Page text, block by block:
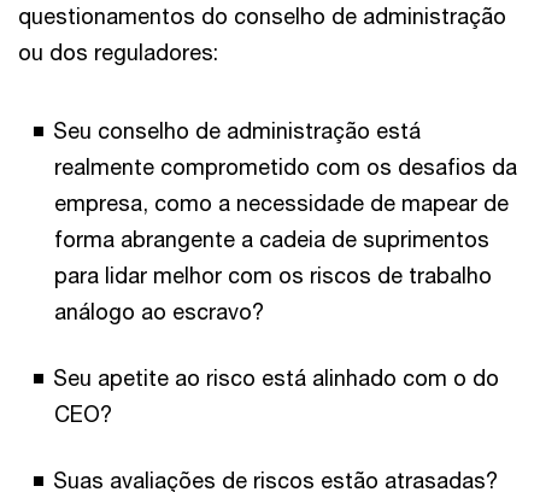
questionamentos do conselho de administração
ou dos reguladores:
Seu conselho de administração está
realmente comprometido com os desafios da
empresa, como a necessidade de mapear de
forma abrangente a cadeia de suprimentos
para lidar melhor com os riscos de trabalho
análogo ao escravo?
Seu apetite ao risco está alinhado com o do
CEO?
Suas avaliações de riscos estão atrasadas?